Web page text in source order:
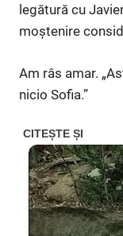
legătură cu
moștenire
Am râs amar.
nicio Sofia.”